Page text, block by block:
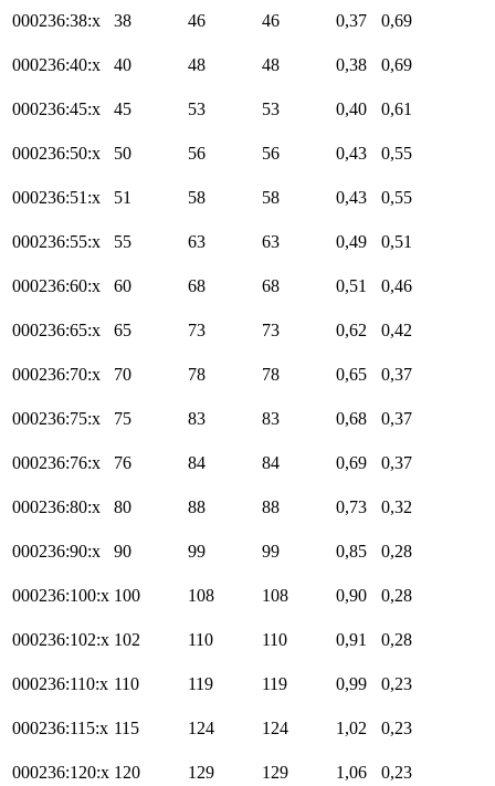
000236:38:x 38 46 46 0,37 0,69
000236:40:x 40 48 48 0,38 0,69
000236:45:x 45 53 53 0,40 0,61
000236:50:x 50 56 56 0,43 0,55
000236:51:x 51 58 58 0,43 0,55
000236:55:x 55 63 63 0,49 0,51
000236:60:x 60 68 68 0,51 0,46
000236:65:x 65 73 73 0,62 0,42
000236:70:x 70 78 78 0,65 0,37
000236:75:x 75 83 83 0,68 0,37
000236:76:x 76 84 84 0,69 0,37
000236:80:x 80 88 88 0,73 0,32
000236:90:x 90 99 99 0,85 0,28
000236:100:x 100 108 108 0,90 0,28
000236:102:x 102 110 110 0,91 0,28
000236:110:x 110 119 119 0,99 0,23
000236:115:x 115 124 124 1,02 0,23
000236:120:x 120 129 129 1,06 0,23